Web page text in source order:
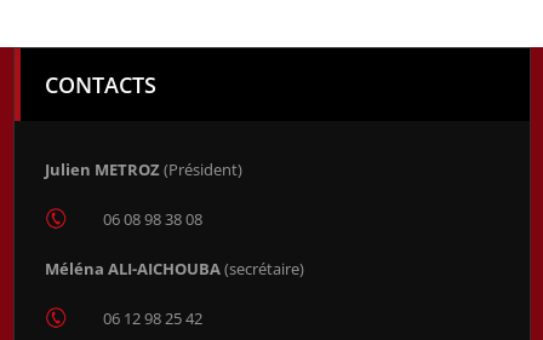
CONTACTS
Julien METROZ(Président)
06 08 98 38 08
Méléna ALI-AICHOUBA(secrétaire)
06 12 98 25 42